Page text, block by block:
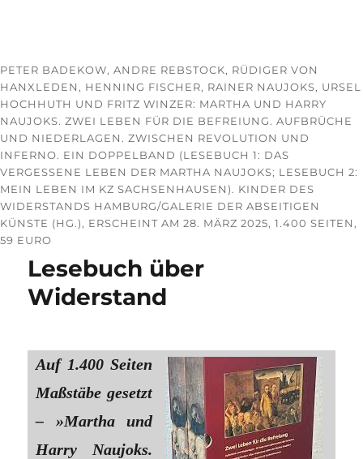
PETER BADEKOW, ANDRE REBSTOCK, RÜDIGER VON
HANXLEDEN, HENNING FISCHER, RAINER NAUJOKS, URSEL
HOCHHUTH UND FRITZ WINZER: MARTHA UND HARRY
NAUJOKS. ZWEI LEBEN FÜR DIE BEFREIUNG. AUFBRÜCHE
UND NIEDERLAGEN. ZWISCHEN REVOLUTION UND
INFERNO. EIN DOPPELBAND (LESEBUCH 1: DAS
VERGESSENE LEBEN DER MARTHA NAUJOKS; LESEBUCH 2:
MEIN LEBEN IM KZ SACHSENHAUSEN). KINDER DES
WIDERSTANDS HAMBURG/GALERIE DER ABSEITIGEN
KÜNSTE (HG.), ERSCHEINT AM 28. MÄRZ 2025, 1.400 SEITEN,
59 EURO
Lesebuch über
Widerstand
Auf 1.400 Seiten
Maßstäbe gesetzt
– »Martha und
Harry Naujoks.